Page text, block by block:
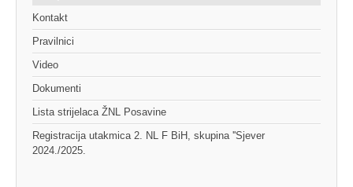
Kontakt
Pravilnici
Video
Dokumenti
Lista strijelaca ŽNL Posavine
Registracija utakmica 2. NL F BiH, skupina ''Sjever
2024./2025.